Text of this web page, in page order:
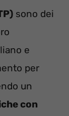
sono dei
e
per
un
con